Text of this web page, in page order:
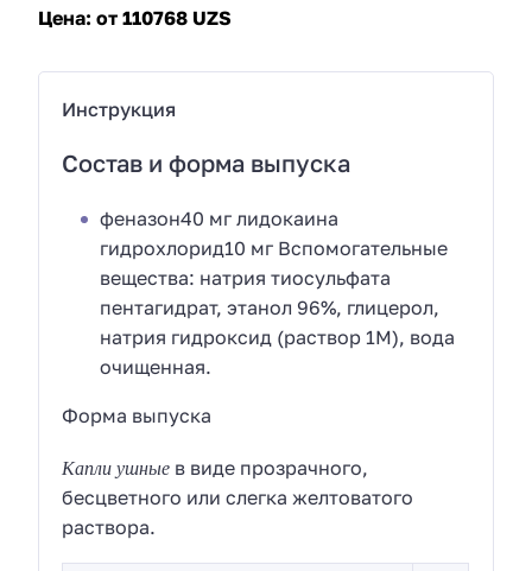
Цена: от 110768 UZS
Инструкция
Состав и форма выпуска
феназон40 мг лидокаина
гидрохлорид10 мг Вспомогательные
вещества: натрия тиосульфата
пентагидрат, этанол 96%, глицерол,
натрия гидроксид (раствор 1M), вода
очищенная.
Форма выпуска
Капли ушные в виде прозрачного,
бесцветного или слегка желтоватого
раствора.